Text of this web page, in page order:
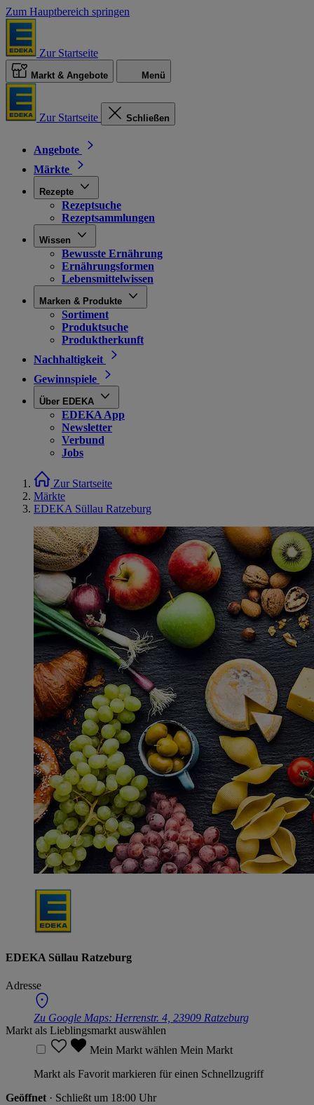
Zum Hauptbereich springen
Zur Startseite
Markt & Angebote Menü
Zur Startseite Schließen
Angebote
Märkte
Rezepte
Rezeptsuche
Rezeptsammlungen
Wissen
Bewusste Ernährung
Ernährungsformen
Lebensmittelwissen
Marken & Produkte
Sortiment
Produktsuche
Produktherkunft
Nachhaltigkeit
Gewinnspiele
Über EDEKA
EDEKA App
Newsletter
Verbund
Jobs
Zur Startseite
Märkte
EDEKA Süllau Ratzeburg
EDEKA Süllau Ratzeburg
Adresse
Zu Google Maps: Herrenstr. 4, 23909 Ratzeburg
Markt als Lieblingsmarkt auswählen
Mein Markt wählen Mein Markt
Markt als Favorit markieren für einen Schnellzugriff
Geöffnet · Schließt um 18:00 Uhr